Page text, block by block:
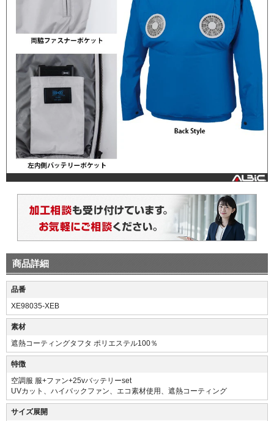
商品詳細
品番
XE98035-XEB
素材
遮熱コーティングタフタ ポリエステル100％
特徴
空調服 服+ファン+25vバッテリーset
UVカット、ハイバックファン、エコ素材使用、遮熱コーティング
サイズ展開